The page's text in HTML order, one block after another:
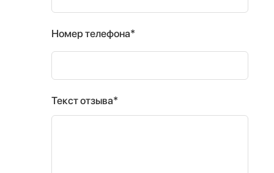
Номер телефона*
Текст отзыва*